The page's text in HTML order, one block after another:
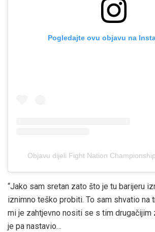
Pogledajte ovu objavu na
Objavu dijeli Fight Nation
“Jako sam sretan zato što je tu barijeru
iznimno teško probiti. To sam shvatio na
mi je zahtjevno nositi se s tim drugačijim
je pa nastavio…